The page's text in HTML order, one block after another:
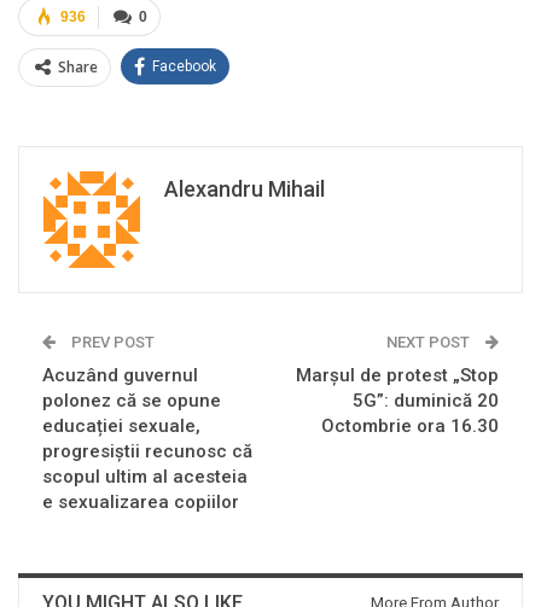
0
936
Share Facebook
Alexandru Mihail
PREV POST
Acuzând guvernul
polonez că se opune
educației sexuale,
progresiștii recunosc că
scopul ultim al acesteia
e sexualizarea copiilor
NEXT POST
Marșul de protest „Stop
5G”: duminică 20
Octombrie ora 16.30
More From Author